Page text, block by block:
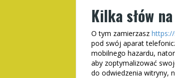
Kilka słów
O tym zamierzasz
pod swój aparat
mobilnego hazardu,
aby zoptymalizować
do odwiedzenia witryny,